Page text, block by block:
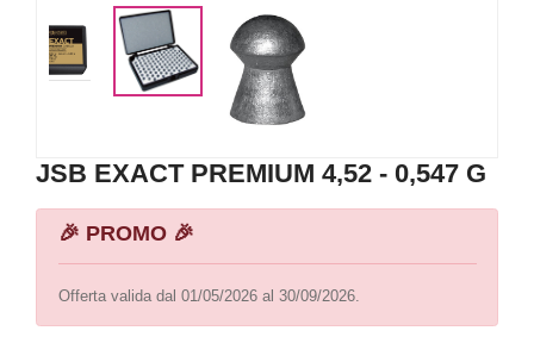
JSB EXACT PREMIUM 4,52 - 0,547 G
🎉 PROMO 🎉
Offerta valida dal 01/05/2026 al 30/09/2026.